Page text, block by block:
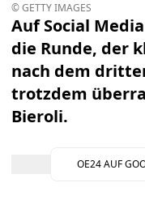
© GETTY IMAGES
Auf Social
die Runde, der
nach dem
trotzdem
Bieroli.
OE24 AUF